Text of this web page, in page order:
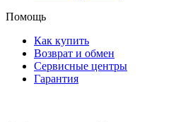
Помощь
Как купить
Возврат и обмен
Сервисные центры
Гарантия